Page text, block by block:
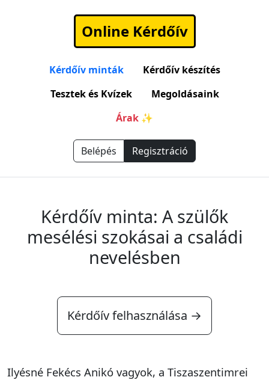
Online Kérdőív
Kérdőív minták
Kérdőív készítés
Tesztek és Kvízek
Megoldásaink
Árak ✨
Belépés Regisztráció
Kérdőív minta: A szülők
mesélési szokásai a családi
nevelésben
Kérdőív felhasználása →
Ilyésné Fekécs Anikó vagyok, a Tiszaszentimrei